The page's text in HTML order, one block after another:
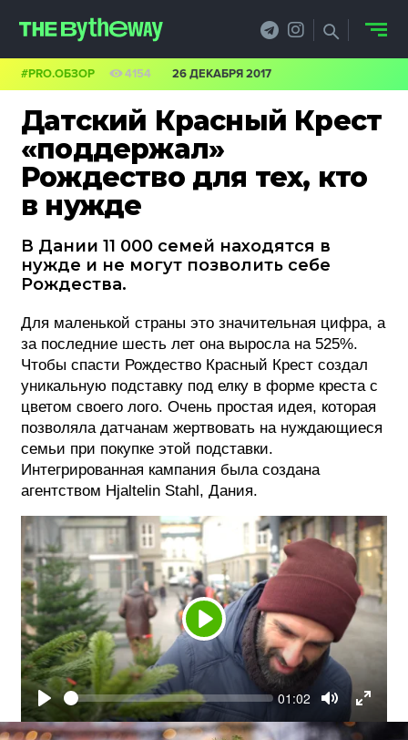
Датский Красный Крест
«поддержал»
Рождество для тех, кто
в нужде
В Дании 11 000 семей находятся в
нужде и не могут позволить себе
Рождества.
#PRO.ОБЗОР 4154 26 ДЕКАБРЯ 2017
Для маленькой страны это значительная цифра, а
за последние шесть лет она выросла на 525%.
Чтобы спасти Рождество Красный Крест создал
уникальную подставку под елку в форме креста с
цветом своего лого. Очень простая идея, которая
позволяла датчанам жертвовать на нуждающиеся
семьи при покупке этой подставки.
Интегрированная кампания была создана
агентством Hjaltelin Stahl, Дания.
Play
Play
Seek Current
01:02
Toggle
Mute
PRO.ОБЗОР
КЕЙСЫ
КРЕАТИВА
ТЕХНОЛОГИИ
ФЕСТИВАЛИ
ФОТОГРАФИЯ
ТИПОГРАФИКА
О ПРОЕКТЕ
РЕКЛАМА
КОНТАКТЫ